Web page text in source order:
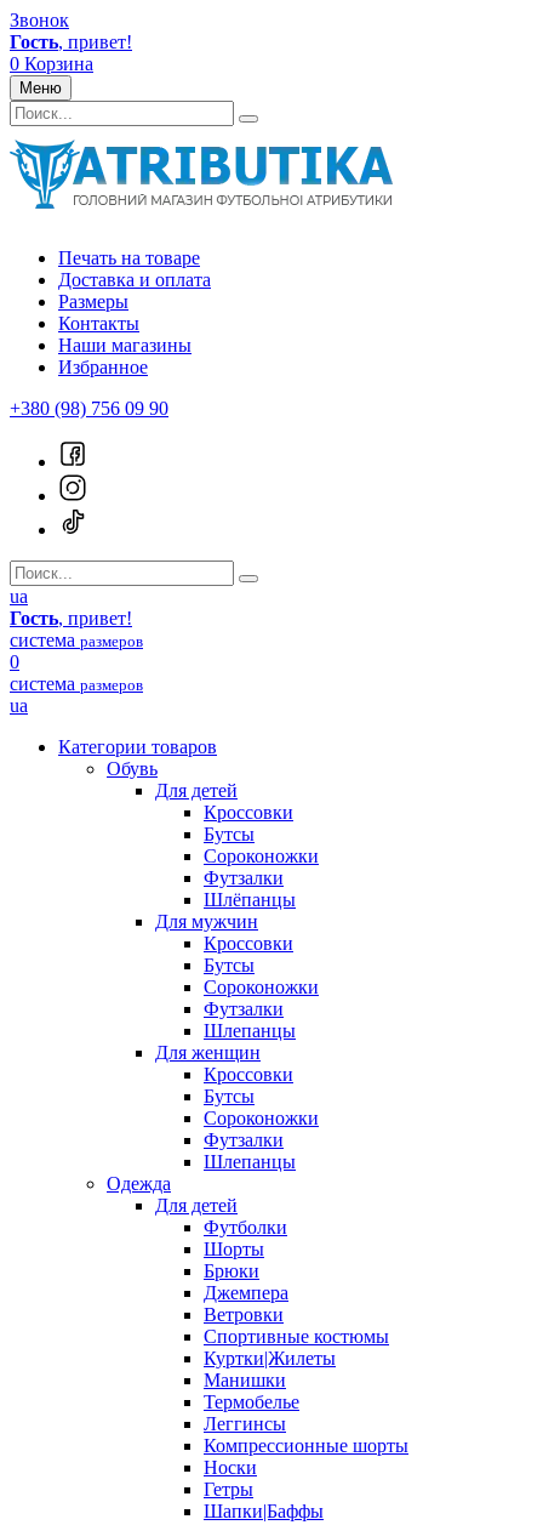
Звонок
Гость, привет!
0 Корзина
Меню
Печать на товаре
Доставка и оплата
Размеры
Контакты
Наши магазины
Избранное
+380 (98) 756 09 90
ua
Гость, привет!
система размеров
0
система размеров
ua
Категории товаров
Обувь
Для детей
Кроссовки
Бутсы
Сороконожки
Футзалки
Шлёпанцы
Для мужчин
Кроссовки
Бутсы
Сороконожки
Футзалки
Шлепанцы
Для женщин
Кроссовки
Бутсы
Сороконожки
Футзалки
Шлепанцы
Одежда
Для детей
Футболки
Шорты
Брюки
Джемпера
Ветровки
Спортивные костюмы
Куртки|Жилеты
Манишки
Термобелье
Леггинсы
Компрессионные шорты
Носки
Гетры
Шапки|Баффы